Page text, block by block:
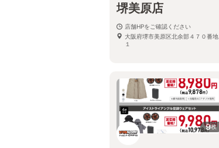
堺美原店
店舗HPをご確認ください
大阪府堺市美原区北余部４７０番地
１
9枚